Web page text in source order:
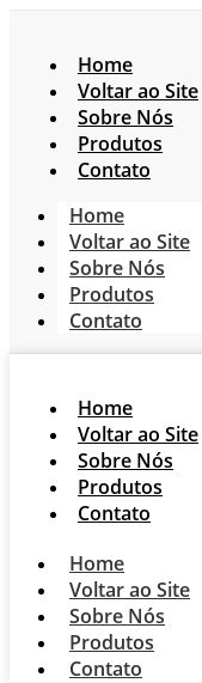
Home
Voltar ao Site
Sobre Nós
Produtos
Contato
Home
Voltar ao Site
Sobre Nós
Produtos
Contato
Home
Voltar ao Site
Sobre Nós
Produtos
Contato
Home
Voltar ao Site
Sobre Nós
Produtos
Contato